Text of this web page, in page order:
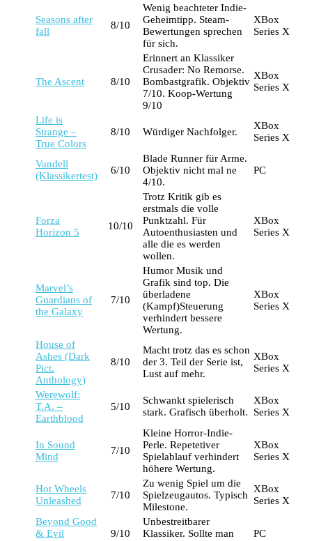
Seasons after
fall
8/10
Wenig beachteter Indie-
Geheimtipp. Steam-
Bewertungen sprechen
für sich.
XBox
Series X
The Ascent 8/10
Erinnert an Klassiker
Crusader: No Remorse.
Bombastgrafik. Objektiv
7/10. Koop-Wertung
9/10
XBox
Series X
Life is
Strange –
True Colors
8/10 Würdiger Nachfolger.
XBox
Series X
Vandell
(Klassikertest)
6/10
Blade Runner für Arme.
Objektiv nicht mal ne
4/10.
PC
Forza
Horizon 5
10/10
Trotz Kritik gib es
erstmals die volle
Punktzahl. Für
Autoenthusiasten und
alle die es werden
wollen.
XBox
Series X
Marvel’s
Guardians of
the Galaxy
7/10
Humor Musik und
Grafik sind top. Die
überladene
(Kampf)Steuerung
verhindert bessere
Wertung.
XBox
Series X
House of
Ashes (Dark
Pict.
Anthology)
8/10
Macht trotz das es schon
der 3. Teil der Serie ist,
Lust auf mehr.
XBox
Series X
Werewolf:
T.A. –
Earthblood
5/10
Schwankt spielerisch
stark. Grafisch überholt.
XBox
Series X
In Sound
Mind
7/10
Kleine Horror-Indie-
Perle. Repetetiver
Spielablauf verhindert
höhere Wertung.
XBox
Series X
Hot Wheels
Unleashed
7/10
Zu wenig Spiel um die
Spielzeugautos. Typisch
Milestone.
XBox
Series X
Beyond Good
& Evil
9/10
Unbestreitbarer
Klassiker. Sollte man
PC